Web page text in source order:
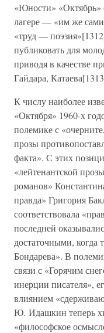
«Юности» «Октябрь»
лагере — «им же
«труд —
публиковать для
приводя в качестве
Гайдара,
К числу наиболее
«Октября» 1960-х
полемике с
прозы
факта». С этих
«лейтенантской
романов»
правда» Григория
соответствовала
последней
достаточными, когда
Бондарева». В
связи с «Горячим
инерции писателя»,
влиянием
Ю. Идашкин теперь
«философское